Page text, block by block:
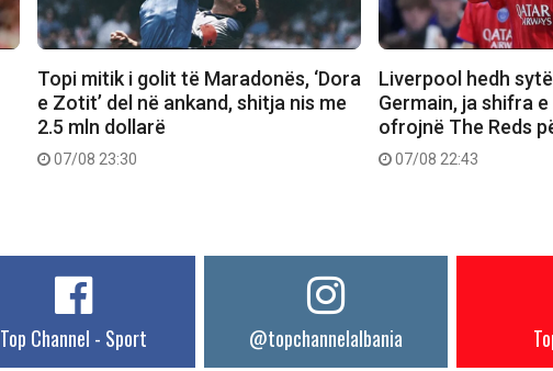
Topi mitik i golit të Maradonës, ‘Dora
e Zotit’ del në ankand, shitja nis me
2.5 mln dollarë
07/08 23:30
Liverpool hedh
Germain, ja shifra
ofrojnë The Reds
07/08 22:43
Top Channel - Sport @topchannelalbania